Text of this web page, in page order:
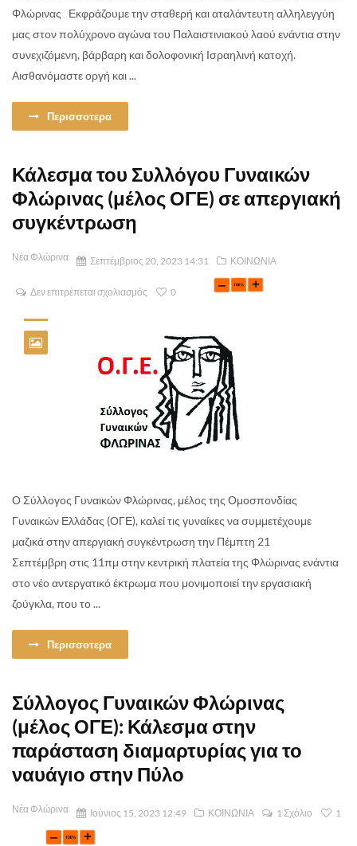
Φλώρινας Εκφράζουμε την σταθερή και αταλάντευτη αλληλεγγύη
μας στον πολύχρονο αγώνα του Παλαιστινιακού λαού ενάντια στην
συνεχιζόμενη, βάρβαρη και δολοφονική Ισραηλινή κατοχή.
Αισθανόμαστε οργή και ...
Περισσοτερα
Κάλεσμα του Συλλόγου Γυναικών
Φλώρινας (μέλος ΟΓΕ) σε απεργιακή
συγκέντρωση
Νέα Φλώρινα Σεπτέμβριος 20, 2023 14:31 ΚΟΙΝΩΝΙΑ
Δεν επιτρέπεται σχολιασμός 0
Ο Σύλλογος Γυναικών Φλώρινας, μέλος της Ομοσπονδίας
Γυναικών Ελλάδας (ΟΓΕ), καλεί τις γυναίκες να συμμετέχουμε
μαζικά στην απεργιακή συγκέντρωση την Πέμπτη 21
Σεπτέμβρη στις 11πμ στην κεντρική πλατεία της Φλώρινας ενάντια
στο νέο αντεργατικό έκτρωμα που μονιμοποιεί την εργασιακή
ζούγκλα, που το ...
Περισσοτερα
Σύλλογος Γυναικών Φλώρινας
(μέλος ΟΓΕ): Κάλεσμα στην
παράσταση διαμαρτυρίας για το
ναυάγιο στην Πύλο
Νέα Φλώρινα Ιούνιος 15, 2023 12:49 ΚΟΙΝΩΝΙΑ 1 Σχόλιο 1